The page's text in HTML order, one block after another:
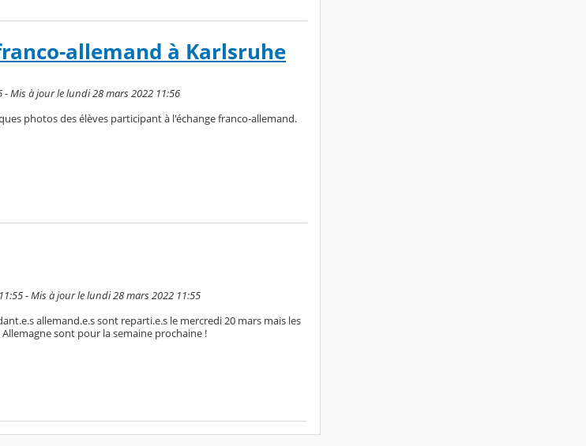
allemand à Karlsruhe
- Mis à jour le lundi 28 mars 2022 11:56
photos des élèves participant à l'échange franco-allemand.
- Mis à jour le lundi 28 mars 2022 11:55
allemand.e.s sont reparti.e.s le mercredi 20 mars mais les
sont pour la semaine prochaine !